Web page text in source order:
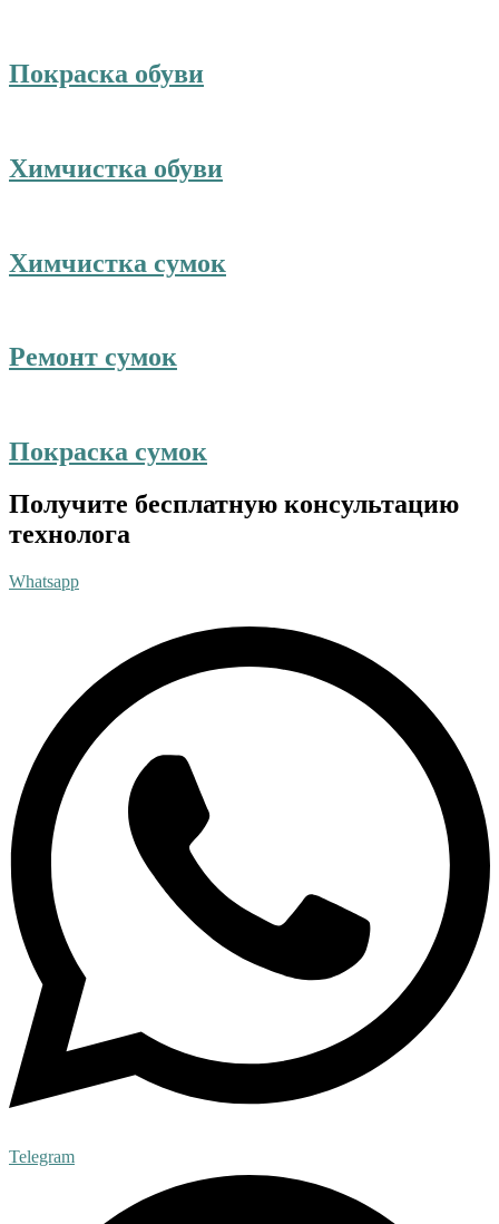
Покраска обуви
Химчистка обуви
Химчистка сумок
Ремонт сумок
Покраска сумок
Получите бесплатную консультацию
технолога
Whatsapp
Telegram